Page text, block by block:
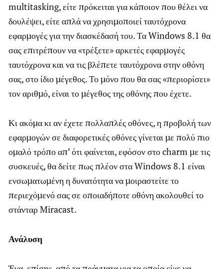
multitasking, είτε πρόκειται για κάποιον που θέλει να
δουλέψει, είτε απλά να χρησιμοποιεί ταυτόχρονα
εφαρμογές για την διασκέδασή του. Τα Windows 8.1 θα
σας επιτρέπουν να «τρέξετε» αρκετές εφαρμογές
ταυτόχρονα και να τις βλέπετε ταυτόχρονα στην οθόνη
σας, στο ίδιο μέγεθος. Το μόνο που θα σας «περιορίσει»
τον αριθμό, είναι το μέγεθος της οθόνης που έχετε.
Κι ακόμα κι αν έχετε πολλαπλές οθόνες, η προβολή των
εφαρμογών σε διαφορετικές οθόνες γίνεται με πολύ πιο
ομαλό τρόπο απ’ ότι φαίνεται, εφόσον στο charm με τις
συσκευές, θα δείτε πως πλέον στα Windows 8.1 είναι
ενσωματωμένη η δυνατότητα να μοιραστείτε το
περιεχόμενό σας σε οποιαδήποτε οθόνη ακολουθεί το
στάνταρ Miracast.
Ανάλυση